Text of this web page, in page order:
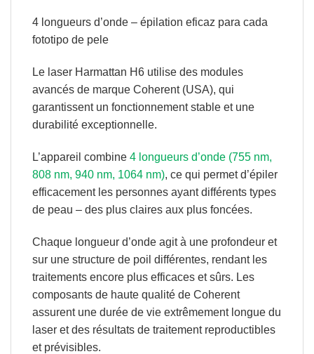
4 longueurs d’onde – épilation eficaz para cada
fototipo de pele
Le laser Harmattan H6 utilise des modules
avancés de marque Coherent (USA), qui
garantissent un fonctionnement stable et une
durabilité exceptionnelle.
L’appareil combine 4 longueurs d’onde (755 nm,
808 nm, 940 nm, 1064 nm), ce qui permet d’épiler
efficacement les personnes ayant différents types
de peau – des plus claires aux plus foncées.
Chaque longueur d’onde agit à une profondeur et
sur une structure de poil différentes, rendant les
traitements encore plus efficaces et sûrs. Les
composants de haute qualité de Coherent
assurent une durée de vie extrêmement longue du
laser et des résultats de traitement reproductibles
et prévisibles.